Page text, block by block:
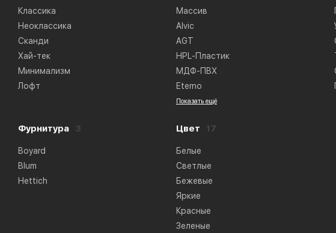
Классика
Неоклассика
Сканди
Хай-тек
Минимализм
Лофт
Массив
Alvic
AGT
HPL-Пластик
МДФ-ПВХ
Eterno
Показать ещё
Фурнитура 3
Boyard
Blum
Hettich
Цвет 17
Белые
Светлые
Бежевые
Яркие
Красные
Зеленые